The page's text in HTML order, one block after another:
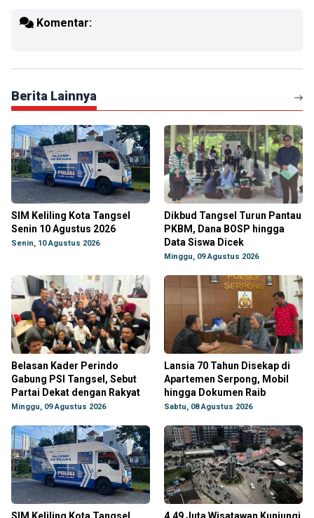
Komentar:
Berita Lainnya
SIM Keliling Kota Tangsel
Senin 10 Agustus 2026
Senin, 10 Agustus 2026
Dikbud Tangsel Turun Pantau
PKBM, Dana BOSP hingga
Data Siswa Dicek
Minggu, 09 Agustus 2026
Belasan Kader Perindo
Gabung PSI Tangsel, Sebut
Partai Dekat dengan Rakyat
Minggu, 09 Agustus 2026
Lansia 70 Tahun Disekap di
Apartemen Serpong, Mobil
hingga Dokumen Raib
Sabtu, 08 Agustus 2026